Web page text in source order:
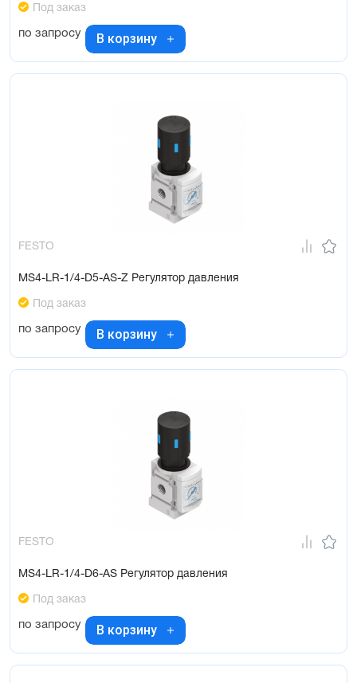
Под заказ
по запросу В корзину
FESTO
MS4-LR-1/4-D5-AS-Z Регулятор давления
Под заказ
по запросу В корзину
FESTO
MS4-LR-1/4-D6-AS Регулятор давления
Под заказ
по запросу В корзину